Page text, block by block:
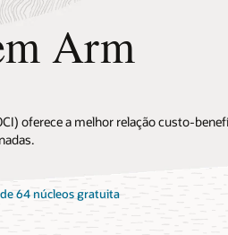
Arm
oferece a melhor relação custo-
64 núcleos gratuita